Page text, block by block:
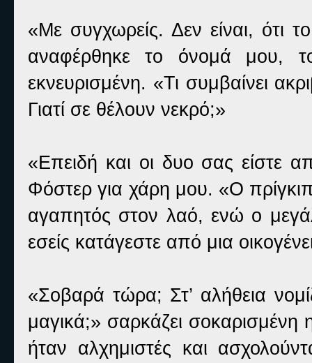
«Με συγχωρείς. Δεν είναι, ότι
αναφέρθηκε το όνομά μου,
εκνευρισμένη. «Τι συμβαίνει
Γιατί σε θέλουν νεκρό;»
«Επειδή και οι δυο σας είστε
Φόστερ για χάρη μου. «Ο
αγαπητός στον λαό, ενώ ο
εσείς κατάγεστε από μια
«Σοβαρά τώρα; Στ’ αλήθεια
μαγικά;» σαρκάζει
ήταν αλχημιστές και